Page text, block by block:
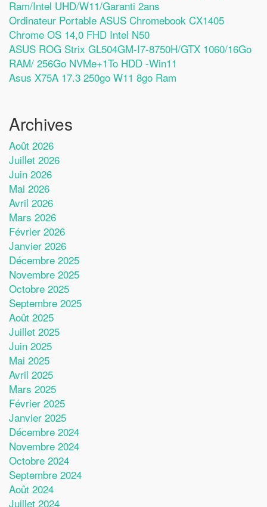
Ram/Intel UHD/W11/Garanti 2ans
Ordinateur Portable ASUS Chromebook CX1405
Chrome OS 14,0 FHD Intel N50
ASUS ROG Strix GL504GM-I7-8750H/GTX 1060/16Go
RAM/ 256Go NVMe+1To HDD -Win11
Asus X75A 17.3 250go W11 8go Ram
Archives
Août 2026
Juillet 2026
Juin 2026
Mai 2026
Avril 2026
Mars 2026
Février 2026
Janvier 2026
Décembre 2025
Novembre 2025
Octobre 2025
Septembre 2025
Août 2025
Juillet 2025
Juin 2025
Mai 2025
Avril 2025
Mars 2025
Février 2025
Janvier 2025
Décembre 2024
Novembre 2024
Octobre 2024
Septembre 2024
Août 2024
Juillet 2024